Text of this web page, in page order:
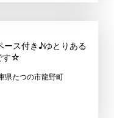
ス付き♪ゆとりある
す☆
県たつの市龍野町